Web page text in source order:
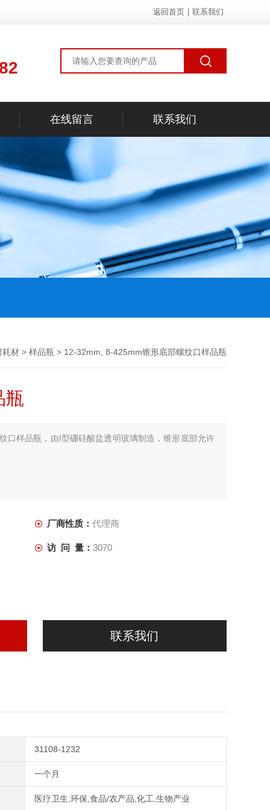
返回首页 联系我们
在线留言 联系我们
耗材 > 样品瓶 > 12-32mm, 8-425mm锥形底部螺纹口样品瓶
瓶
口样品瓶，由I型硼硅酸盐透明玻璃制造，锥形底部允许
厂商性质： 代理商
访 问 量： 3070
联系我们
31108-1232
一个月
医疗卫生,环保,食品/农产品,化工,生物产业